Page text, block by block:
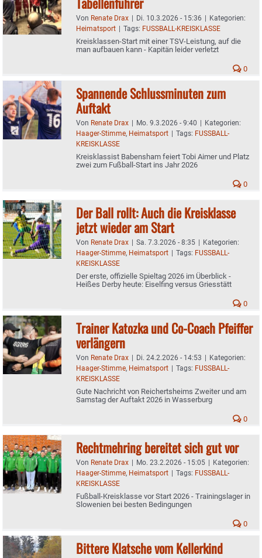
Von Renate Drax | Di. 10.3.2026 - 15:36 | Kategorien:
Heimatsport | Tags: FUSSBALL-KREISKLASSE
Kreisklassen-Start mit einer TSV-Leistung, auf die
man aufbauen kann - Kapitän leider verletzt
0
Spannende Schlussminuten zum
Auftakt
Von Renate Drax | Mo. 9.3.2026 - 9:40 | Kategorien:
Haager-Stimme, Heimatsport | Tags: FUSSBALL-
KREISKLASSE
Kreisklassist Babensham feiert Tobi Aimer und Platz
zwei zum Fußball-Start ins Jahr 2026
0
Der Ball rollt: Auch die Kreisklasse
jetzt wieder am Start
Von Renate Drax | Sa. 7.3.2026 - 8:35 | Kategorien:
Haager-Stimme, Heimatsport | Tags: FUSSBALL-
KREISKLASSE
Der erste, offizielle Spieltag 2026 im Überblick -
Heißes Derby heute: Eiselfing versus Griesstätt
0
Trainer Katozka und Co-Coach Pfeiffer
verlängern
Von Renate Drax | Di. 24.2.2026 - 14:53 | Kategorien:
Haager-Stimme, Heimatsport | Tags: FUSSBALL-
KREISKLASSE
Gute Nachricht von Reichertsheims Zweiter und am
Samstag der Auftakt 2026 in Wasserburg
0
Rechtmehring bereitet sich gut vor
Von Renate Drax | Mo. 23.2.2026 - 15:05 | Kategorien:
Haager-Stimme, Heimatsport | Tags: FUSSBALL-
KREISKLASSE
Fußball-Kreisklasse vor Start 2026 - Trainingslager in
Slowenien bei besten Bedingungen
0
Bittere Klatsche vom Kellerkind